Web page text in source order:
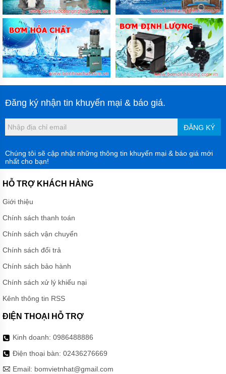
Đăng ký nhận tin khuyến mại & báo giá.
ĐĂNG KÝ
Chúng tôi sẽ cập nhật những thông tin khuyến mại & báo giá mới
nhất cho bạn!
HỖ TRỢ KHÁCH HÀNG
Giới thiệu
Chính sách thanh toán
Chính sách vận chuyển
Chính sách đổi trả
Chính sách bảo hành
Chính sách xử lý khiếu nại
Kênh thông tin RSS
ĐIỆN THOẠI HỖ TRỢ
Kinh doanh: 0986488886
Điện thoại bàn: 02436276669
Email: bomvietnhat@gmail.com